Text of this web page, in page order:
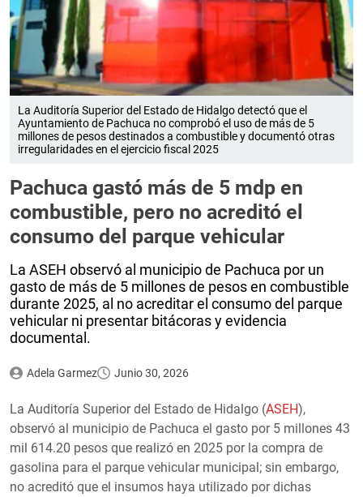
La Auditoría Superior del Estado de Hidalgo detectó que el
Ayuntamiento de Pachuca no comprobó el uso de más de 5
millones de pesos destinados a combustible y documentó otras
irregularidades en el ejercicio fiscal 2025
Pachuca gastó más de 5 mdp en
combustible, pero no acreditó el
consumo del parque vehicular
La ASEH observó al municipio de Pachuca por un
gasto de más de 5 millones de pesos en combustible
durante 2025, al no acreditar el consumo del parque
vehicular ni presentar bitácoras y evidencia
documental.
Adela Garmez Junio 30, 2026
La Auditoría Superior del Estado de Hidalgo (ASEH),
observó al municipio de Pachuca el gasto por 5 millones 43
mil 614.20 pesos que realizó en 2025 por la compra de
gasolina para el parque vehicular municipal; sin embargo,
no acreditó que el insumos haya utilizado por dichas